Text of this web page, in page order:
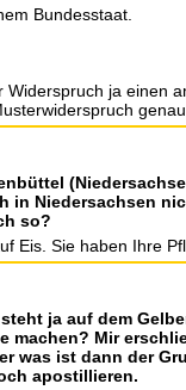
Bundesstaat.
ja einen
genau
in Niedersachsen
so?
Eis. Sie haben Ihre
ja auf dem
machen? Mir
was ist dann der
apostillieren.